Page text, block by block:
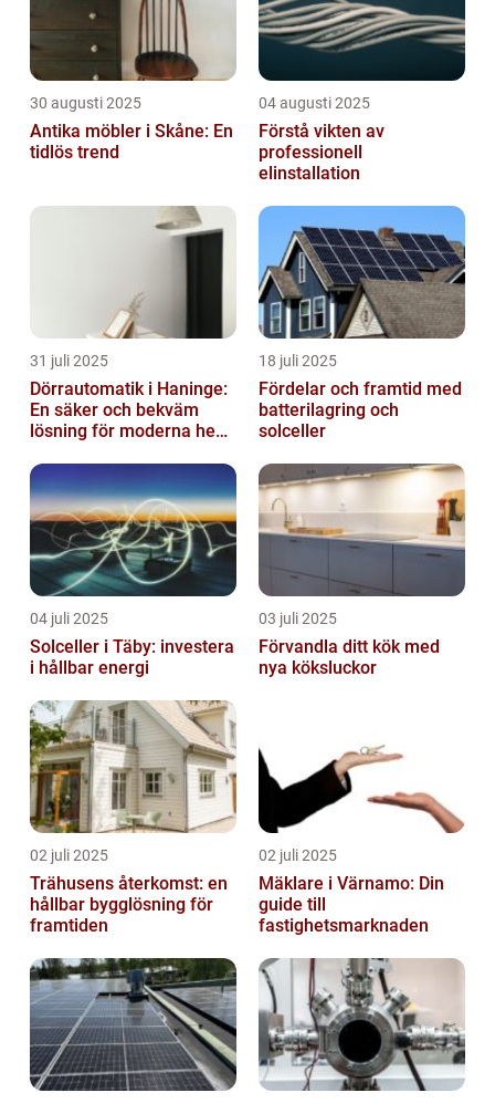
30 augusti 2025
Antika möbler i Skåne: En
tidlös trend
04 augusti 2025
Förstå vikten av
professionell
elinstallation
31 juli 2025
Dörrautomatik i Haninge:
En säker och bekväm
lösning för moderna hem
18 juli 2025
Fördelar och framtid med
batterilagring och
solceller
04 juli 2025
Solceller i Täby: investera
i hållbar energi
03 juli 2025
Förvandla ditt kök med
nya köksluckor
02 juli 2025
Trähusens återkomst: en
hållbar bygglösning för
framtiden
02 juli 2025
Mäklare i Värnamo: Din
guide till
fastighetsmarknaden